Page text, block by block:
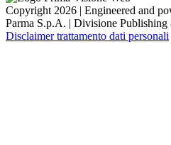
Copyright 2026 | Engineered and
Parma S.p.A. | Divisione
Disclaimer trattamento dati personali